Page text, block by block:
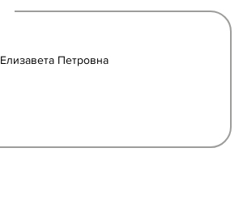
Елизавета Петровна